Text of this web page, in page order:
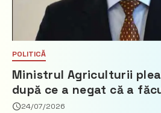
POLITICĂ
Ministrul Agriculturii
după ce a negat că a
Partidul Democrat
24/07/2026